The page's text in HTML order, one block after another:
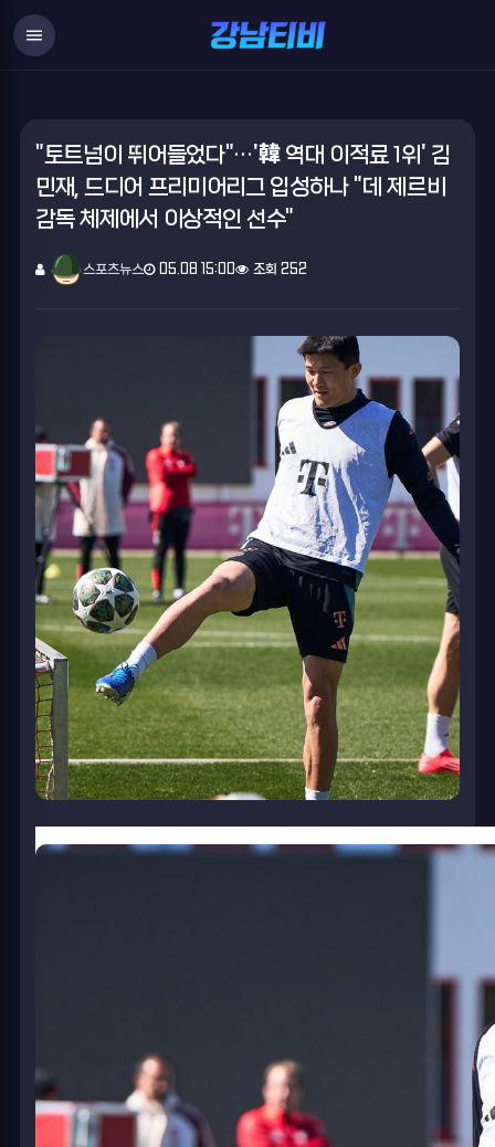
menu
"토트넘이 뛰어들었다"…'韓 역대 이적료 1위' 김
민재, 드디어 프리미어리그 입성하나 "데 제르비
감독 체제에서 이상적인 선수"
스포츠뉴스 05.08 15:00 조회 252